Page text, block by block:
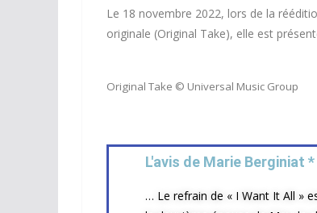
Le 18 novembre 2022, lors de la
originale (Original Take), elle est
Original Take © Universal Music Group
L'avis de Marie Berginiat *
… Le refrain de « I Want It All »